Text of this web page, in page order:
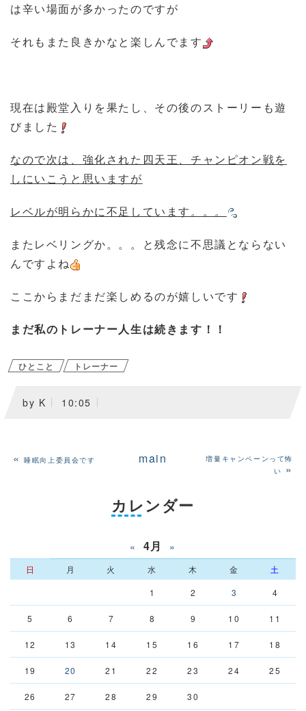
は辛い場面が多かったのですが
それもまた良きかなと楽しんでます
現在は殿堂入りを果たし、その後のストーリーも遊
びました
なので次は、強化された四天王、チャンピオン戦を
しにいこうと思いますが
レベルが明らかに不足しています。。。
またレベリングか。。。と残念に不思議とならない
んですよね
ここからまだまだ楽しめるのが嬉しいです
まだ私のトレーナー人生は続きます！！
ひとこと トレーナー
by K 10:05
«睡眠向上委員会です main
増量キャンペーンって怖
い »
カレンダー
« 4月 »
日 月 火 水 木 金
土
1
2 3 4
5 6 7 8 9 10 11
12 13 14 15 16 17 18
19 20 21 22 23 24 25
26 27 28 29 30